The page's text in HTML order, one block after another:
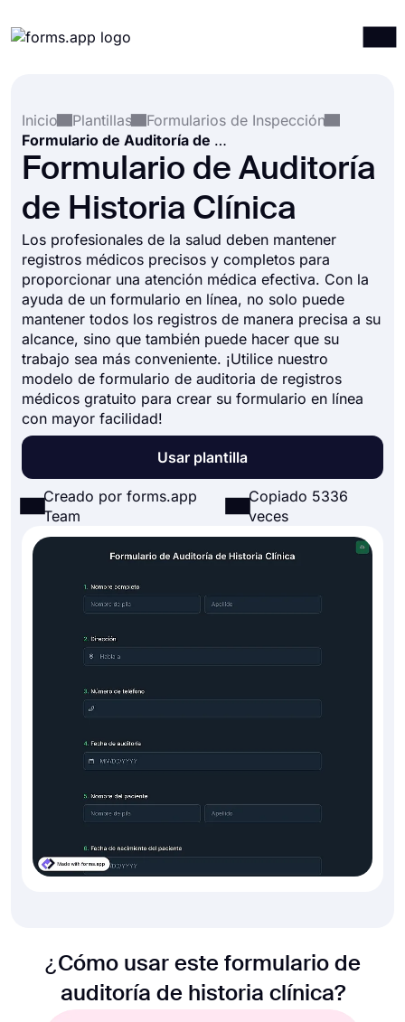
Integraciones
Plantillas
Recursos
Inicio
Plantillas
Formularios de Inspección
Formulario de Auditoría de Historia Clínica
Formulario de Auditoría
de Historia Clínica
Los profesionales de la salud deben mantener
registros médicos precisos y completos para
proporcionar una atención médica efectiva. Con la
ayuda de un formulario en línea, no solo puede
mantener todos los registros de manera precisa a su
alcance, sino que también puede hacer que su
trabajo sea más conveniente. ¡Utilice nuestro
modelo de formulario de auditoria de registros
médicos gratuito para crear su formulario en línea
con mayor facilidad!
Usar plantilla
Creado por forms.app
Team
Copiado 5336
veces
¿Cómo usar este formulario de
auditoría de historia clínica?